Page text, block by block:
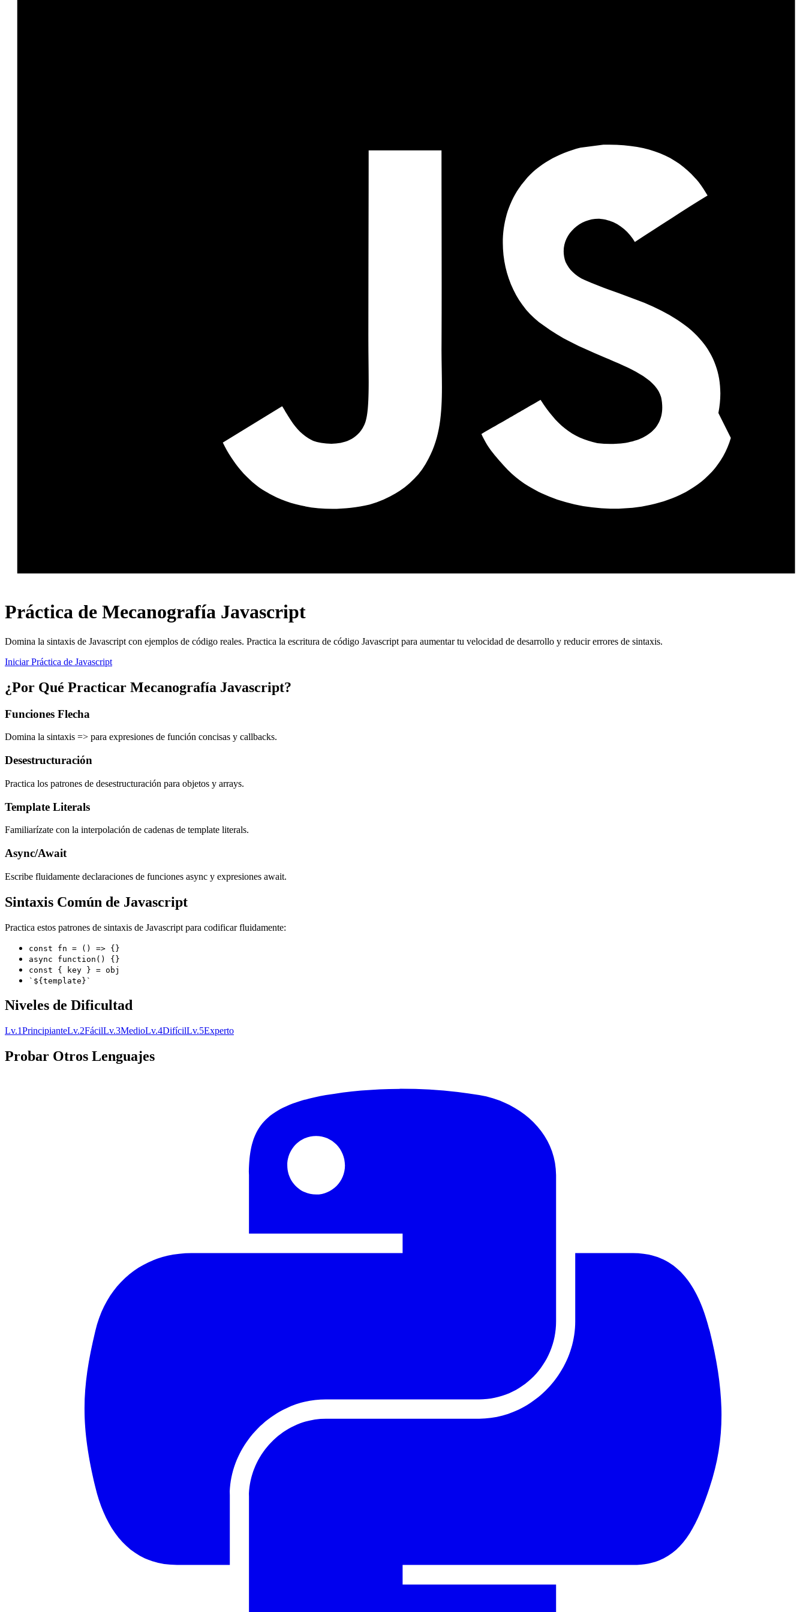
Práctica de Mecanografía Javascript
Domina la sintaxis de Javascript con ejemplos de código reales. Practica la escritura de código Javascript para aumentar tu velocidad de desarrollo y reducir errores de sintaxis.
Iniciar Práctica de Javascript
¿Por Qué Practicar Mecanografía Javascript?
Funciones Flecha
Domina la sintaxis => para expresiones de función concisas y callbacks.
Desestructuración
Practica los patrones de desestructuración para objetos y arrays.
Template Literals
Familiarízate con la interpolación de cadenas de template literals.
Async/Await
Escribe fluidamente declaraciones de funciones async y expresiones await.
Sintaxis Común de Javascript
Practica estos patrones de sintaxis de Javascript para codificar fluidamente:
const fn = () => {}
async function() {}
const { key } = obj
`${template}`
Niveles de Dificultad
Lv.1PrincipianteLv.2FácilLv.3MedioLv.4DifícilLv.5Experto
Probar Otros Lenguajes